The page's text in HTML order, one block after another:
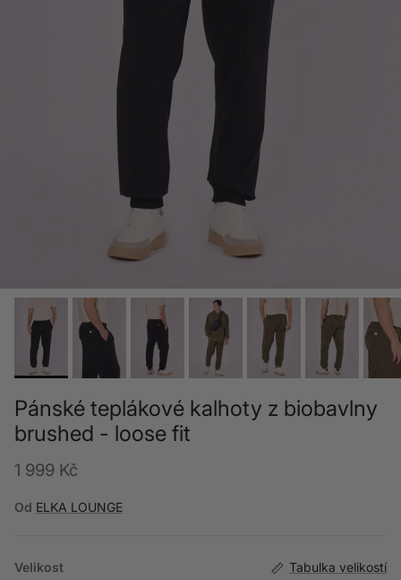
Pánské teplákové kalhoty z biobavlny
brushed - loose fit
Běžná cena
1 999 Kč
Od ELKA LOUNGE
Velikost Tabulka velikostí